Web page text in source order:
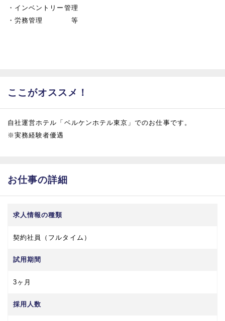
・インベントリー管理
・労務管理 等
ここがオススメ！
自社運営ホテル「ベルケンホテル東京」でのお仕事です。
※実務経験者優遇
お仕事の詳細
求人情報の種類
契約社員（フルタイム）
試用期間
3ヶ月
採用人数